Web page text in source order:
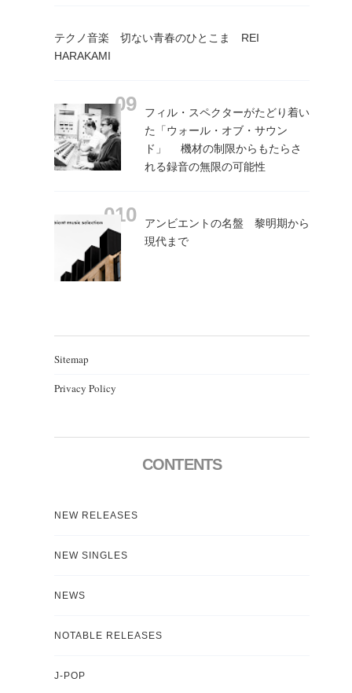
テクノ音楽 切ない青春のひとこま REI
HARAKAMI
フィル・スペクターがたどり着い
た「ウォール・オブ・サウン
ド」 機材の制限からもたらさ
れる録音の無限の可能性
アンビエントの名盤 黎明期から
現代まで
Sitemap
Privacy Policy
CONTENTS
NEW RELEASES
NEW SINGLES
NEWS
NOTABLE RELEASES
J-POP